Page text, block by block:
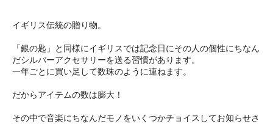
イギリス伝統の贈り物。
「銀の匙」と同様にイギリスでは記念日にその人の個性にちなん
だシルバーアクセサリーを送る習慣があります。
一年ごとに買い足して数珠のように連ねます。
だからアイテムの数は膨大！
その中で音楽にちなんだモノをいくつかチョイスしてお知らせさ